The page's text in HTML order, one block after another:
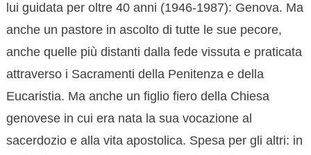
lui guidata per oltre 40 anni (1946-1987): Genova. Ma
anche un pastore in ascolto di tutte le sue pecore,
anche quelle più distanti dalla fede vissuta e praticata
attraverso i Sacramenti della Penitenza e della
Eucaristia. Ma anche un figlio fiero della Chiesa
genovese in cui era nata la sua vocazione al
sacerdozio e alla vita apostolica. Spesa per gli altri: in